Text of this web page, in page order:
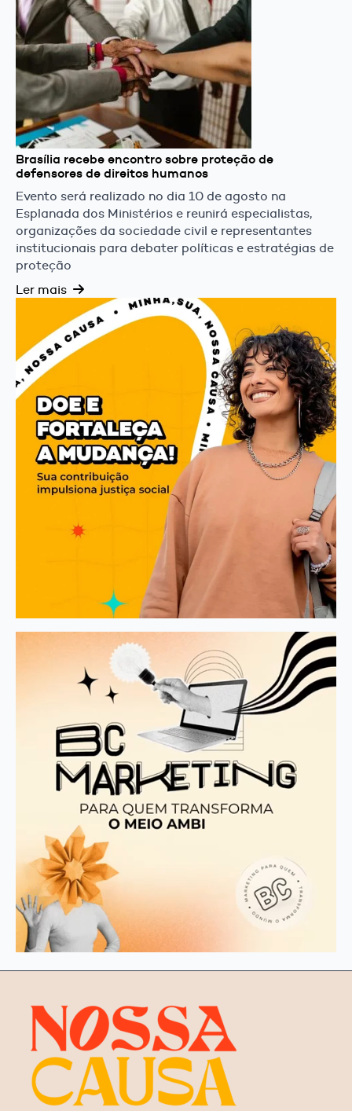
Brasília recebe encontro sobre proteção de
defensores de direitos humanos
Evento será realizado no dia 10 de agosto na
Esplanada dos Ministérios e reunirá especialistas,
organizações da sociedade civil e representantes
institucionais para debater políticas e estratégias de
proteção
Ler mais